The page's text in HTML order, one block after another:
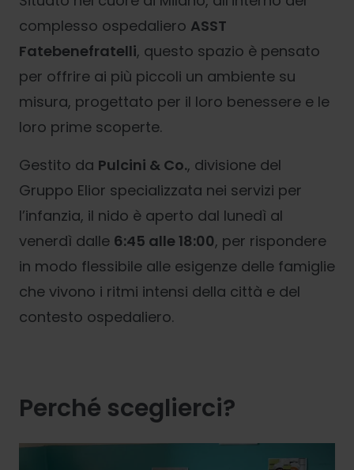
complesso ospedaliero ASST
Fatebenefratelli, questo spazio è pensato
per offrire ai più piccoli un ambiente su
misura, progettato per il loro benessere e le
loro prime scoperte.
Gestito da Pulcini & Co., divisione del
Gruppo Elior specializzata nei servizi per
l’infanzia, il nido è aperto dal lunedì al
venerdì dalle 6:45 alle 18:00, per rispondere
in modo flessibile alle esigenze delle famiglie
che vivono i ritmi intensi della città e del
contesto ospedaliero.
Perché sceglierci?